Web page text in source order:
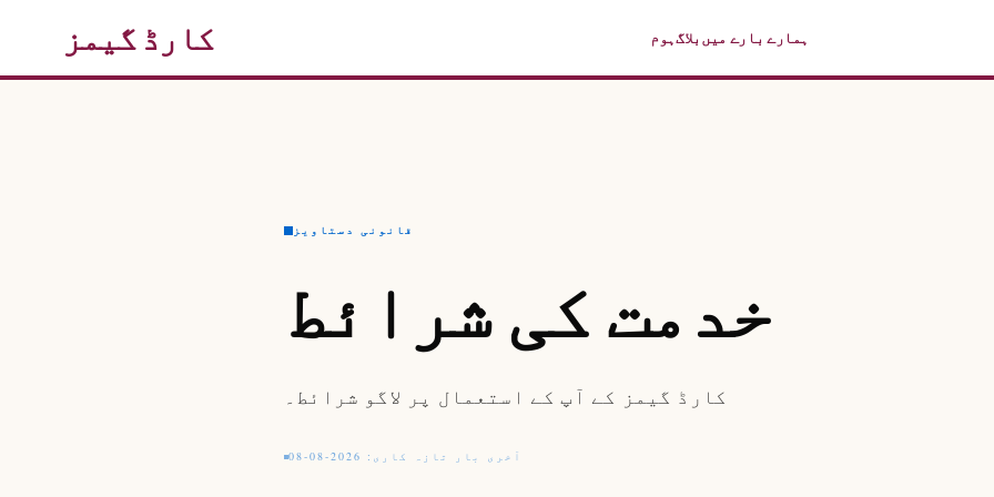
کارڈ گیمز ہومبلاگ ہمارے بارے میں
قانونی دستاویز
خدمت کی شرائط
کارڈ گیمز کے آپ کے استعمال پر لاگو شرائط۔
آخری بار تازہ کاری: 2026-08-08